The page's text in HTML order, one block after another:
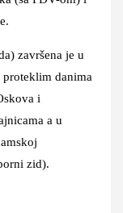
završena je u
danima
i
a u
zid).